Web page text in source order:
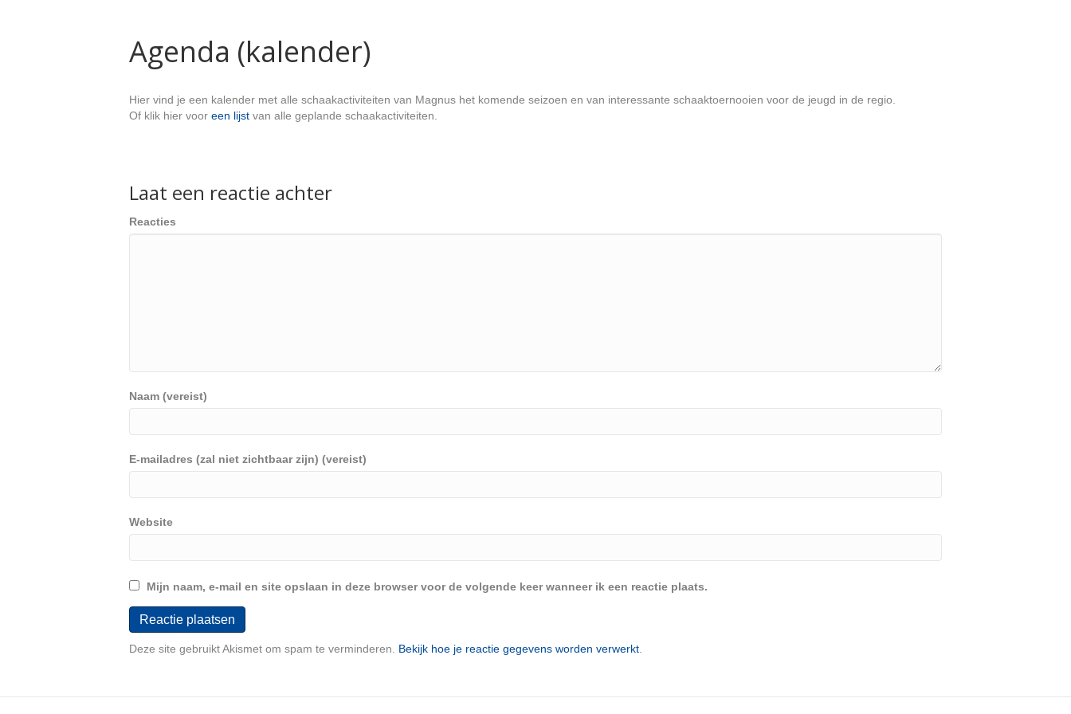
Agenda (kalender)
Hier vind je een kalender met alle schaakactiviteiten van Magnus het komende seizoen en van interessante schaaktoernooien voor de jeugd in de regio.
Of klik hier voor een lijst van alle geplande schaakactiviteiten.
Laat een reactie achter
Reacties
Naam (vereist)
E-mailadres (zal niet zichtbaar zijn) (vereist)
Website
Mijn naam, e-mail en site opslaan in deze browser voor de volgende keer wanneer ik een reactie plaats.
Deze site gebruikt Akismet om spam te verminderen. Bekijk hoe je reactie gegevens worden verwerkt